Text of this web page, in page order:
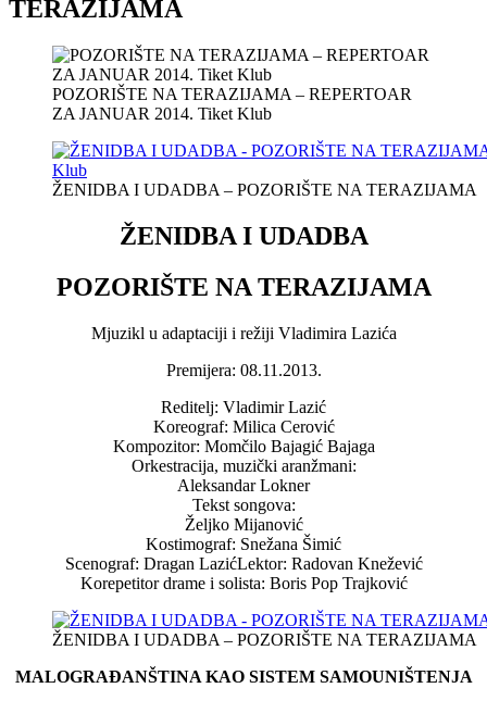
TERAZIJAMA
POZORIŠTE NA TERAZIJAMA – REPERTOAR
ZA JANUAR 2014. Tiket Klub
ŽENIDBA I UDADBA – POZORIŠTE NA TERAZIJAMA
ŽENIDBA I UDADBA
POZORIŠTE NA TERAZIJAMA
Mjuzikl u adaptaciji i režiji Vladimira Lazića
Premijera: 08.11.2013.
Reditelj: Vladimir Lazić
Koreograf: Milica Cerović
Kompozitor: Momčilo Bajagić Bajaga
Orkestracija, muzički aranžmani:
Aleksandar Lokner
Tekst songova:
Željko Mijanović
Kostimograf: Snežana Šimić
Scenograf: Dragan LazićLektor: Radovan Knežević
Korepetitor drame i solista: Boris Pop Trajković
ŽENIDBA I UDADBA – POZORIŠTE NA TERAZIJAMA
MALOGRAĐANŠTINA KAO SISTEM SAMOUNIŠTENJA